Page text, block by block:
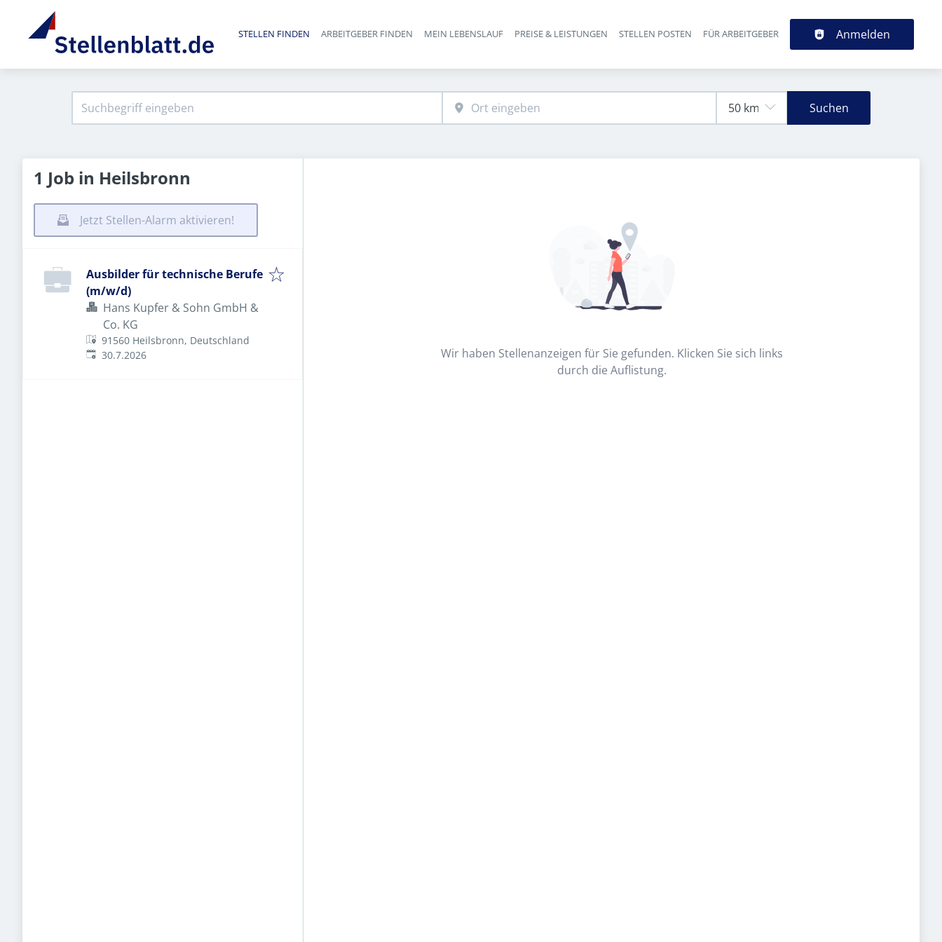
Haupt-Navigation
STELLEN FINDEN ARBEITGEBER FINDEN MEIN LEBENSLAUF PREISE & LEISTUNGEN STELLEN POSTEN FÜR ARBEITGEBER Anmelden
Suchen
1 Job in Heilsbronn
Jetzt Stellen-Alarm aktivieren!
Ausbilder für technische Berufe
(m/w/d)
Hans Kupfer & Sohn GmbH &
Co. KG
91560 Heilsbronn, Deutschland
Veröffentlicht
30.7.2026
Wir haben Stellenanzeigen für Sie gefunden. Klicken Sie sich links
durch die Auflistung.